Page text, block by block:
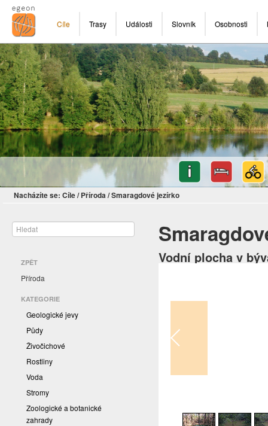
Cíle Trasy Události Slovník Osobnosti
Nacházíte se: Cíle/ Příroda/Smaragdové jezírko
ZPĚT
Příroda
KATEGORIE
Geologické jevy
Půdy
Živočichové
Rostliny
Voda
Stromy
Zoologické a botanické
zahrady
Vodní plocha v